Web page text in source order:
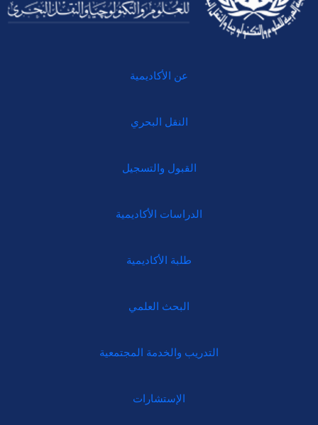
عن الأكاديمية
النقل البحري
القبول والتسجيل
الدراسات الأكاديمية
طلبة الأكاديمية
البحث العلمي
التدريب والخدمة المجتمعية
الإستشارات